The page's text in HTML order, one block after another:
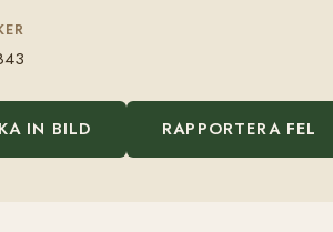
IN BILD RAPPORTERA FEL